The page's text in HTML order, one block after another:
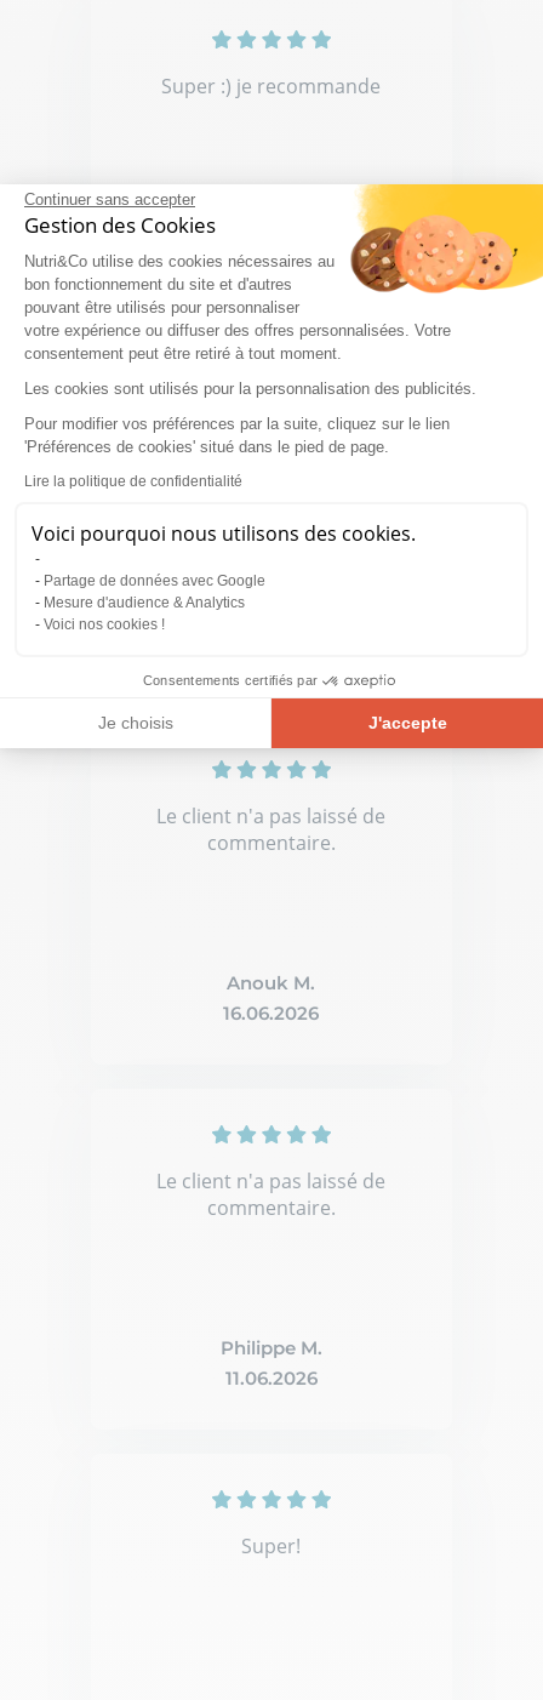
Continuer sans accepter
Gestion des Cookies
Nutri&Co utilise des cookies nécessaires au
bon fonctionnement du site et d'autres
pouvant être utilisés pour personnaliser
votre expérience ou diffuser des offres personnalisées. Votre
consentement peut être retiré à tout moment.
Les cookies sont utilisés pour la personnalisation des publicités.
Pour modifier vos préférences par la suite, cliquez sur le lien
'Préférences de cookies' situé dans le pied de page.
Lire la politique de confidentialité
Voici pourquoi nous utilisons des cookies.
Partage de données avec Google
Mesure d'audience & Analytics
Voici nos cookies !
Consentements certifiés par
Je choisis J'accepte
Plateforme de Gestion du Consentement : Personnalisez vos
Notre plateforme vous permet d'adapter et de gérer vos
Super :) je recommande
Morgane D.
19.06.2026
Le client n'a pas laissé de
commentaire.
Laurence P.
Le client n'a pas laissé de
commentaire.
Anouk M.
16.06.2026
Le client n'a pas laissé de
commentaire.
Philippe M.
11.06.2026
Super!